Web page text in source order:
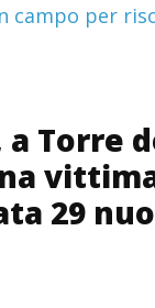
campo per
a Torre
29